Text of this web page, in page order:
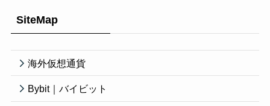
SiteMap
海外仮想通貨
Bybit｜バイビット